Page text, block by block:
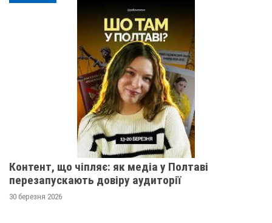
Контент, що чіпляє: як медіа у Полтаві
перезапускають довіру аудиторії
30 березня 2026